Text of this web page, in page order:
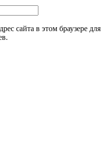
сайта в этом браузере для